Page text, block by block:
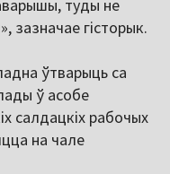
туды не
зазначае гісторык.
ўтварыць са
ў асобе
салдацкіх рабочых
на чале